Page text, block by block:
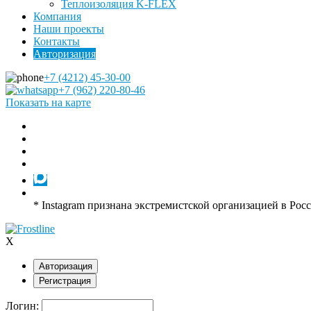
Теплоизоляция K-FLEX
Компания
Наши проекты
Контакты
Авторизация
+7 (4212) 45-30-00
+7 (962) 220-80-46
Показать на карте
* Instagram признана экстремистской организацией в
X
Авторизация
Регистрация
Логин: